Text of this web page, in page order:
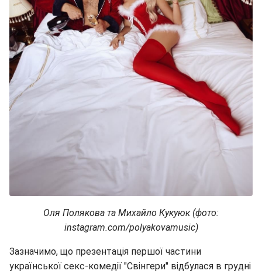
Оля Полякова та Михайло Кукуюк (фото:
instagram.com/polyakovamusic)
Зазначимо, що презентація першої частини
української секс-комедії "Свінгери" відбулася в грудні